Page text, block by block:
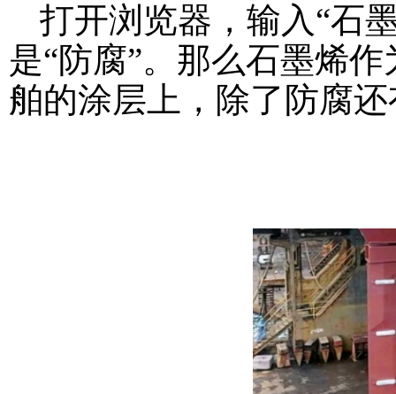
打开浏览器，输入“石
是“防腐”。那么石墨烯
舶的涂层上，除了防腐